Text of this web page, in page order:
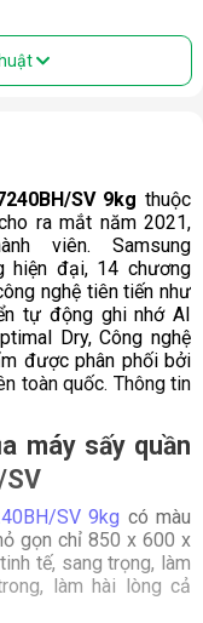
SV 9kg thuộc
ra mắt năm 2021,
viên. Samsung
hiện đại, 14 chương
nghệ tiên tiến như
tự động ghi nhớ AI
Dry, Công nghệ
được phân phối bởi
toàn quốc. Thông tin
máy sấy quần
SV
SV 9kg có màu
gọn chỉ 850 x 600 x
tế, sang trọng, làm
làm hài lòng cả